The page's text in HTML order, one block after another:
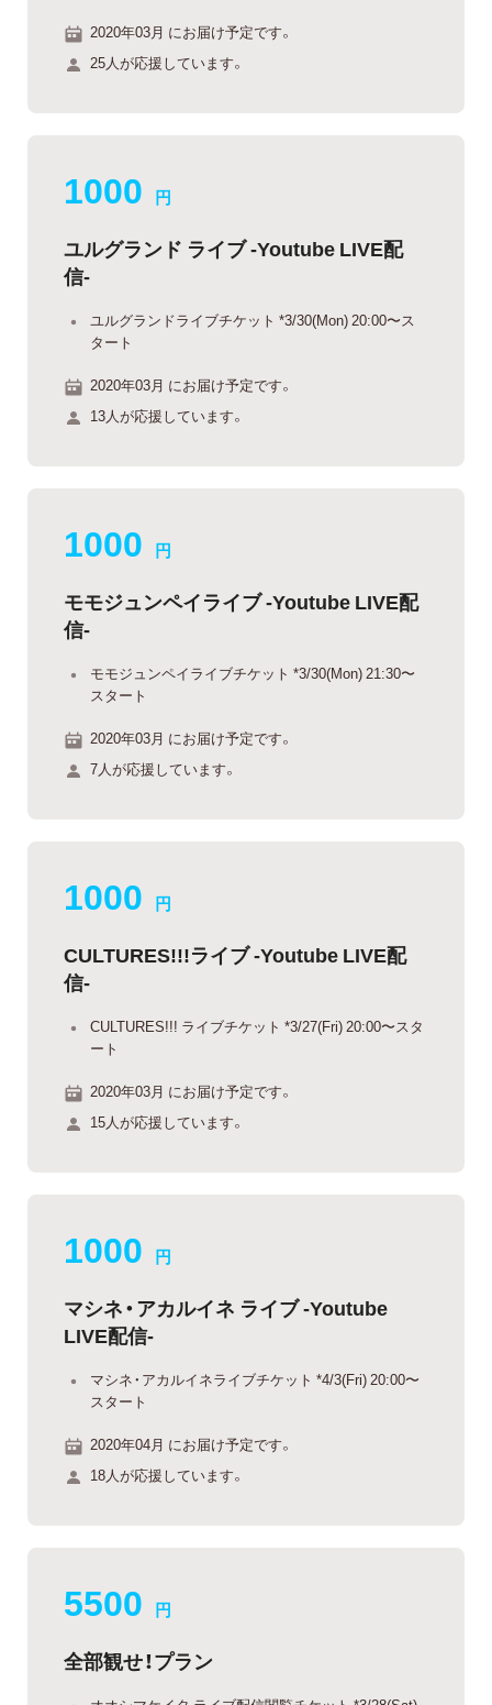
2020年03月 にお届け予定です。
25人が応援しています。
1000 円
ユルグランド ライブ -Youtube LIVE配
信-
ユルグランドライブチケット *3/30(Mon) 20:00〜ス
タート
2020年03月 にお届け予定です。
13人が応援しています。
1000 円
モモジュンペイライブ -Youtube LIVE配
信-
モモジュンペイライブチケット *3/30(Mon) 21:30〜
スタート
2020年03月 にお届け予定です。
7人が応援しています。
1000 円
CULTURES!!!ライブ -Youtube LIVE配
信-
CULTURES!!! ライブチケット *3/27(Fri) 20:00〜スタ
ート
2020年03月 にお届け予定です。
15人が応援しています。
1000 円
マシネ・アカルイネ ライブ -Youtube
LIVE配信-
マシネ・アカルイネライブチケット *4/3(Fri) 20:00〜
スタート
2020年04月 にお届け予定です。
18人が応援しています。
5500 円
全部観せ！プラン